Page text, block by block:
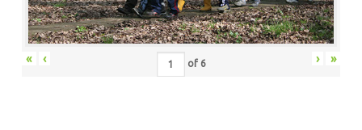
« ‹ of 6 › »